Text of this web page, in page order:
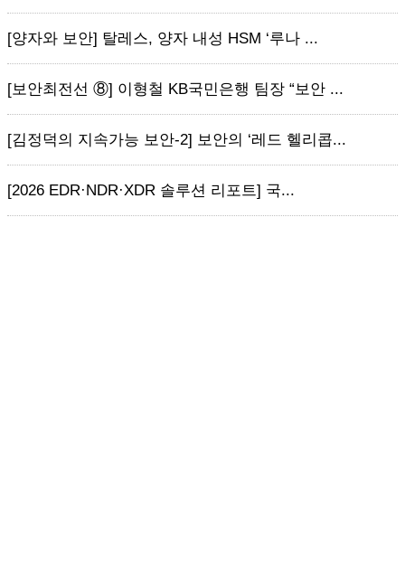
[양자와 보안] 탈레스, 양자 내성 HSM ‘루나 ...
[보안최전선 ⑧] 이형철 KB국민은행 팀장 “보안 ...
[김정덕의 지속가능 보안-2] 보안의 ‘레드 헬리콥...
[2026 EDR·NDR·XDR 솔루션 리포트] 국...